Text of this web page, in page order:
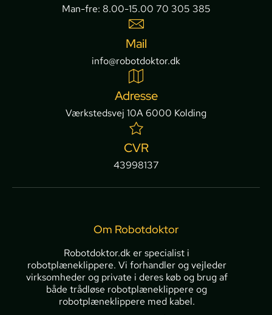
Man-fre: 8.00-15.00 70 305 385
Mail
info@robotdoktor.dk
Adresse
Værkstedsvej 10A 6000 Kolding
CVR
43998137
Om Robotdoktor
Robotdoktor.dk er specialist i
robotplæneklippere. Vi forhandler og vejleder
virksomheder og private i deres køb og brug af
både trådløse robotplæneklippere og
robotplæneklippere med kabel.